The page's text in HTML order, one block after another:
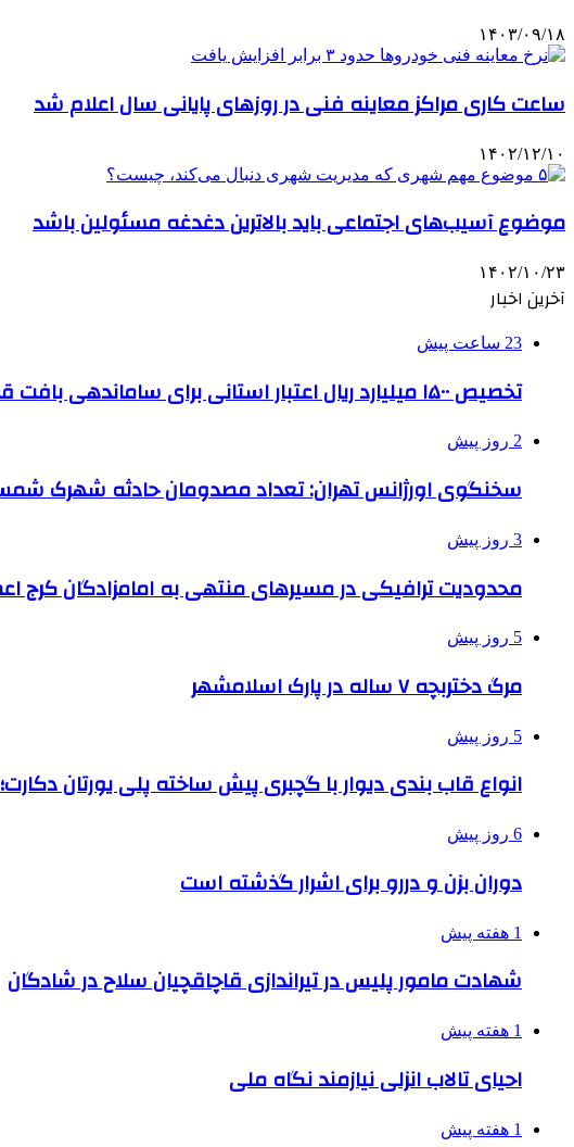
۱۴۰۳/۰۹/۱۸
ساعت کاری مراکز معاینه فنی در روزهای پایانی سال اعلام شد
۱۴۰۲/۱۲/۱۰
موضوع آسیب‌های اجتماعی باید بالاترین دغدغه مسئولین باشد
۱۴۰۲/۱۰/۲۳
آخرین اخبار
23 ساعت پیش
تخصیص ۱۵۰۰ میلیارد ریال اعتبار استانی برای ساماندهی بافت قدیم دزفول
2 روز پیش
سخنگوی اورژانس تهران: تعداد مصدومان حادثه شهرک شمس آباد به
3 روز پیش
محدودیت ترافیکی در مسیرهای منتهی به امامزادگان کرج
5 روز پیش
مرگ دختربچه ۷ ساله در پارک اسلامشهر
5 روز پیش
انواع قاب بندی دیوار با گچبری پیش ساخته پلی یورتان
6 روز پیش
دوران بزن و دررو برای اشرار گذشته است
1 هفته پیش
شهادت مامور پلیس در تیراندازی قاچاقچیان سلاح در شادگان
1 هفته پیش
احیای تالاب انزلی نیازمند نگاه ملی
1 هفته پیش